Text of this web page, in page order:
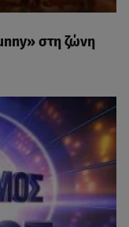
στη ζώνη